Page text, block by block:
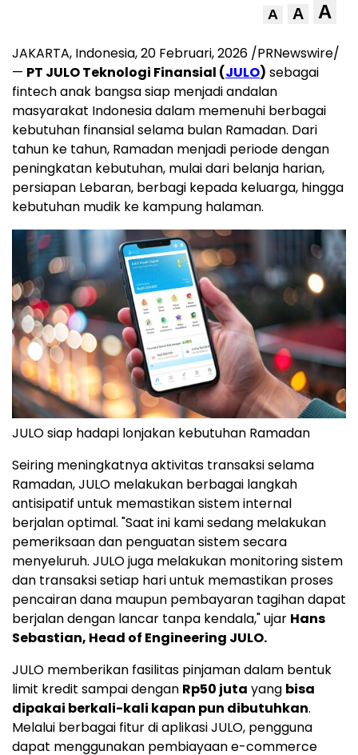
A A A
JAKARTA, Indonesia,20 Februari, 2026 /PRNewswire/
— PT JULO Teknologi Finansial (JULO) sebagai
fintech anak bangsa siap menjadi andalan
masyarakat Indonesia dalam memenuhi berbagai
kebutuhan finansial selama bulan Ramadan. Dari
tahun ke tahun, Ramadan menjadi periode dengan
peningkatan kebutuhan, mulai dari belanja harian,
persiapan Lebaran, berbagi kepada keluarga, hingga
kebutuhan mudik ke kampung halaman.
JULO siap hadapi lonjakan kebutuhan Ramadan
Seiring meningkatnya aktivitas transaksi selama
Ramadan, JULO melakukan berbagai langkah
antisipatif untuk memastikan sistem internal
berjalan optimal. "Saat ini kami sedang melakukan
pemeriksaan dan penguatan sistem secara
menyeluruh. JULO juga melakukan monitoring sistem
dan transaksi setiap hari untuk memastikan proses
pencairan dana maupun pembayaran tagihan dapat
berjalan dengan lancar tanpa kendala," ujar Hans
Sebastian, Head of Engineering JULO.
JULO memberikan fasilitas pinjaman dalam bentuk
limit kredit sampai dengan Rp50 juta yang bisa
dipakai berkali-kali kapan pun dibutuhkan.
Melalui berbagai fitur di aplikasi JULO, pengguna
dapat menggunakan pembiayaan e-commerce